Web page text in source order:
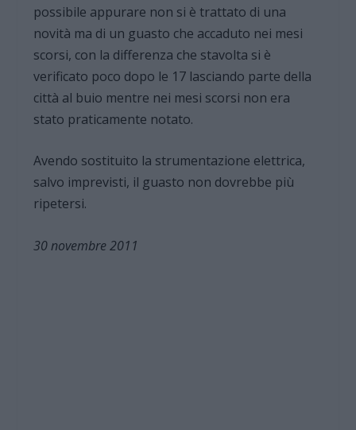
possibile appurare non si è trattato di una
novità ma di un guasto che accaduto nei mesi
scorsi, con la differenza che stavolta si è
verificato poco dopo le 17 lasciando parte della
città al buio mentre nei mesi scorsi non era
stato praticamente notato.
Avendo sostituito la strumentazione elettrica,
salvo imprevisti, il guasto non dovrebbe più
ripetersi.
30 novembre 2011